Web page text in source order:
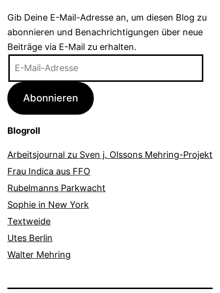
Gib Deine E-Mail-Adresse an, um diesen Blog zu
abonnieren und Benachrichtigungen über neue
Beiträge via E-Mail zu erhalten.
Adresse
Abonnieren
Blogroll
Arbeitsjournal zu Sven j. Olssons Mehring-Projekt
Frau Indica aus FFO
Rubelmanns Parkwacht
Sophie in New York
Textweide
Utes Berlin
Walter Mehring